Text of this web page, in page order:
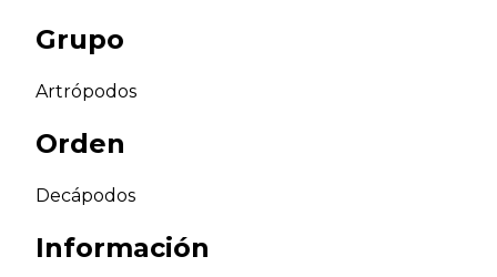
Grupo
Artrópodos
Orden
Decápodos
Información